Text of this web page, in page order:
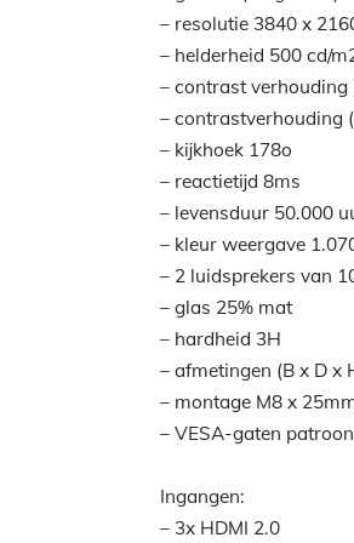
– resolutie 3840 x
– helderheid 500 cd/
– contrast verhouding
– contrastverhouding
– kijkhoek 178o
– reactietijd 8ms
– levensduur 50.000
– kleur weergave
– 2 luidsprekers van
– glas 25% mat
– hardheid 3H
– afmetingen (B x D x
– montage M8 x
– VESA-gaten
Ingangen:
– 3x HDMI 2.0